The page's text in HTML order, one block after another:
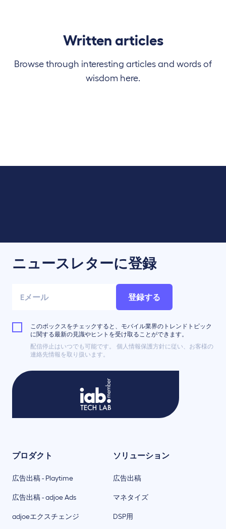
Written articles
Browse through interesting articles and words of
wisdom here.
ニュースレターに登録
登録する
このボックスをチェックすると、モバイル業界のトレンドトピック
に関する最新の見識やヒントを受け取ることができます。
配信停止はいつでも可能です。 個人情報保護方針に従い、お客様の
連絡先情報を取り扱います。
ソリューション
広告出稿
マネタイズ
DSP用
プロダクト
広告出稿 - Playtime
広告出稿 - adjoe Ads
adjoeエクスチェンジ